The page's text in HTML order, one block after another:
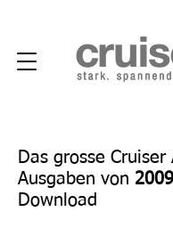
Das grosse
Ausgaben von 2009
Download